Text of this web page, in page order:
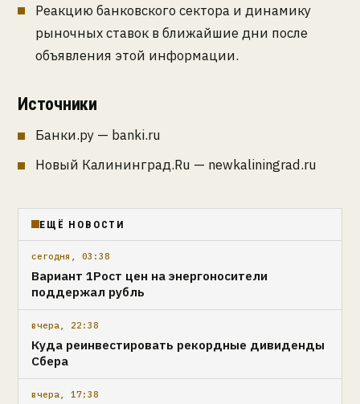
Реакцию банковского сектора и динамику
рыночных ставок в ближайшие дни после
объявления этой информации.
Источники
Банки.ру — banki.ru
Новый Калининград.Ru — newkaliningrad.ru
ЕЩЁ НОВОСТИ
сегодня, 03:38
Вариант 1Рост цен на энергоносители
поддержал рубль
вчера, 22:38
Куда реинвестировать рекордные дивиденды
Сбера
вчера, 17:38